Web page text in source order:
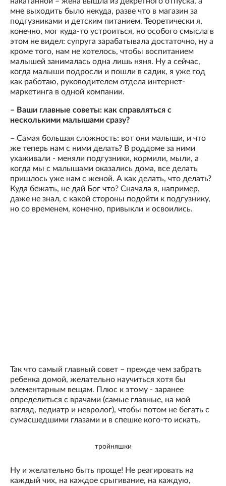
мне выходить было некуда, разве что в магазин за
подгузниками и детским питанием. Теоретически я,
конечно, мог куда-то устроиться, но особого смысла в
этом не видел: супруга зарабатывала достаточно, ну а
кроме того, нам не хотелось, чтобы воспитанием
малышей занималась одна лишь няня. Ну а сейчас,
когда малыши подросли и пошли в садик, я уже год
как работаю, руководителем отдела интернет-
маркетинга в одной компании.
– Ваши главные советы: как справляться с
несколькими малышами сразу?
– Самая большая сложность: вот они малыши, и что
же теперь нам с ними делать? В роддоме за ними
ухаживали - меняли подгузники, кормили, мыли, а
когда мы с малышами оказались дома, все делать
пришлось уже нам с женой. А как делать, что делать?
Куда бежать, не дай Бог что? Сначала я, например,
даже не знал, с какой стороны подойти к подгузнику,
но со временем, конечно, привыкли и освоились.
Так что самый главный совет – прежде чем забрать
ребенка домой, желательно научиться хотя бы
элементарным вещам. Плюс к этому - заранее
определиться с врачами (самые главные, на мой
взгляд, педиатр и невролог), чтобы потом не бегать с
сумасшедшими глазами и в спешке кого-то искать.
тройняшки
Ну и желательно быть проще! Не реагировать на
каждый чих, на каждое срыгивание, на каждую,